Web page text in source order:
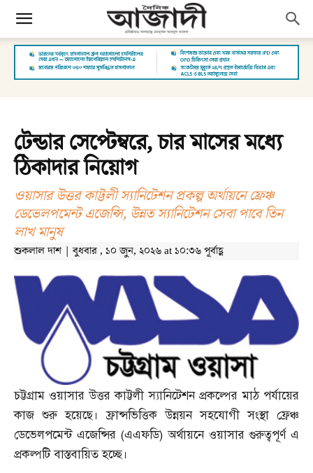
টেন্ডার সেপ্টেম্বরে, চার মাসের মধ্যে
ঠিকাদার নিয়োগ
ওয়াসার উত্তর কাট্টলী স্যানিটেশন প্রকল্প অর্থায়নে ফ্রেঞ্চ
ডেভেলপমেন্ট এজেন্সি, উন্নত স্যানিটেশন সেবা পাবে তিন
লাখ মানুষ
শুকলাল দাশ | বুধবার , ১০ জুন, ২০২৬ at ১০:৩৬ পূর্বাহ্ণ
চট্টগ্রাম ওয়াসার উত্তর কাট্টলী স্যানিটেশন প্রকল্পের মাঠ পর্যায়ের
কাজ শুরু হয়েছে। ফ্রান্সভিত্তিক উন্নয়ন সহযোগী সংস্থা ফ্রেঞ্চ
ডেভেলপমেন্ট এজেন্সির (এএফডি)অর্থায়নে ওয়াসার গুরুত্বপূর্ণ এ
প্রকল্পটি বাস্তবায়িত হচ্ছে।